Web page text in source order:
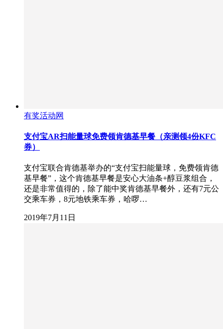
有奖活动网
支付宝AR扫能量球免费领肯德基早餐（亲测领4份KFC
券）
支付宝联合肯德基举办的“支付宝扫能量球，免费领肯德
基早餐”，这个肯德基早餐是安心大油条+醇豆浆组合，
还是非常值得的，除了能中奖肯德基早餐外，还有7元公
交乘车券，8元地铁乘车券，哈啰…
2019年7月11日